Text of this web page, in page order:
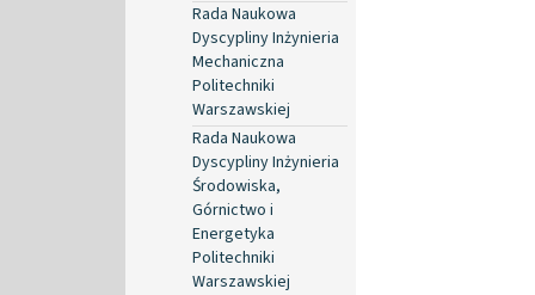
Rada Naukowa
Dyscypliny Inżynieria
Mechaniczna
Politechniki
Warszawskiej
Rada Naukowa
Dyscypliny Inżynieria
Środowiska,
Górnictwo i
Energetyka
Politechniki
Warszawskiej